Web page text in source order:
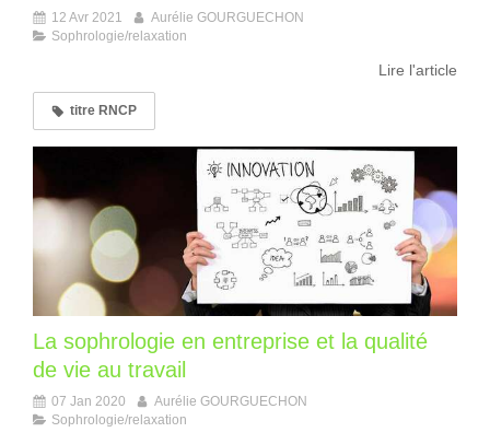
12 Avr 2021
Aurélie GOURGUECHON
Sophrologie/relaxation
Lire l'article
titre RNCP
La sophrologie en entreprise et la qualité
de vie au travail
07 Jan 2020
Aurélie GOURGUECHON
Sophrologie/relaxation